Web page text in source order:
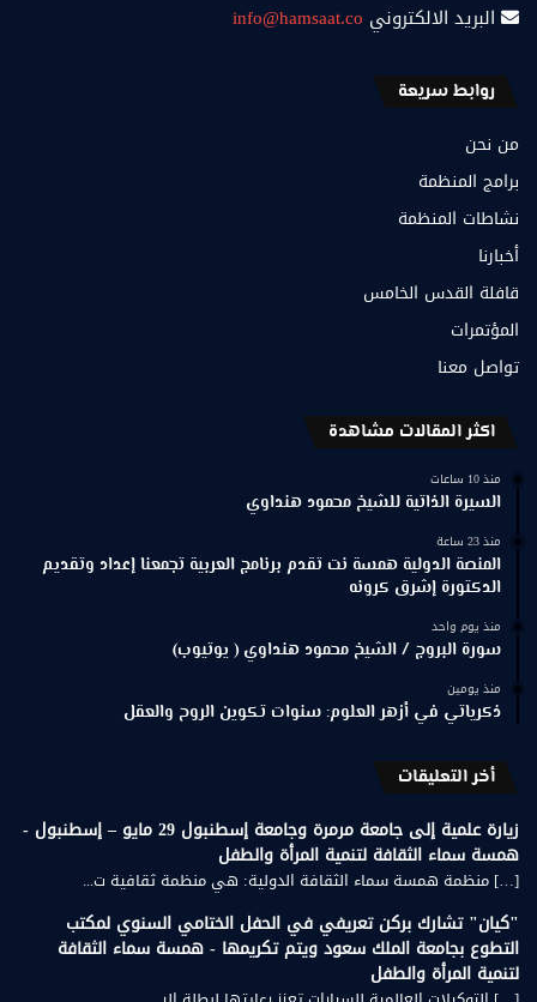
البريد الالكتروني info@hamsaat.co
روابط سريعة
من نحن
برامج المنظمة
نشاطات المنظمة
أخبارنا
قافلة القدس الخامس
المؤتمرات
تواصل معنا
اكثر المقالات مشاهدة
منذ 10 ساعات
السيرة الذاتية للشيخ محمود هنداوي
منذ 23 ساعة
المنصة الدولية همسة نت تقدم برنامج العربية تجمعنا إعداد وتقديم
الدكتورة إشرق كرونه
منذ يوم واحد
سورة البروج / الشيخ محمود هنداوي ( يوتيوب)
منذ يومين
ذكرياتي في أزهر العلوم: سنوات تكوين الروح والعقل
أخر التعليقات
زيارة علمية إلى جامعة مرمرة وجامعة إسطنبول 29 مايو – إسطنبول -
همسة سماء الثقافة لتنمية المرأة والطفل
[…] منظمة همسة سماء الثقافة الدولية: هي منظمة ثقافية ت...
"كيان" تشارك بركن تعريفي في الحفل الختامي السنوي لمكتب
التطوع بجامعة الملك سعود ويتم تكريمها - همسة سماء الثقافة
لتنمية المرأة والطفل